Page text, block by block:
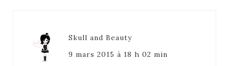
Skull and Beauty
9 mars 2015 à 18 h 02 min